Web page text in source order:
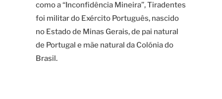
como a“Inconfidência Mineira”, Tiradentes
foi militar do Exército Português, nascido
no Estado de Minas Gerais, de pai natural
de Portugal e mãe natural da Colónia do
Brasil.